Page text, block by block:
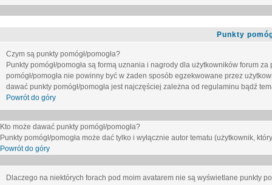
Punkty
Czym są punkty pomógł/pomogła?
Punkty pomógł/pomogła są formą uznania i nagrody dla użytkowników forum
pomógł/pomogła nie powinny być w żaden sposób egzekwowane przez
dawać punkty pomógł/pomogła jest najczęściej zależna od regulaminu bądź
Powrót do góry
Kto może dawać punkty pomógł/pomogła?
Punkty pomógł/pomogła może dać tylko i wyłącznie autor tematu (użytkownik,
Powrót do góry
Dlaczego na niektórych forach pod moim avatarem nie są wyświetlane punkty